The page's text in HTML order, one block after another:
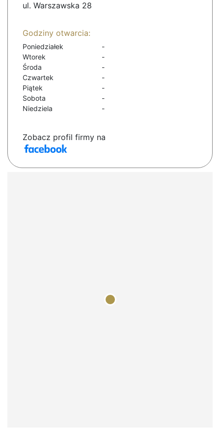
ul. Warszawska 28
Godziny otwarcia:
Poniedziałek
-
Wtorek
-
Środa
-
Czwartek
-
Piątek
-
Sobota
-
Niedziela
-
Zobacz profil firmy na